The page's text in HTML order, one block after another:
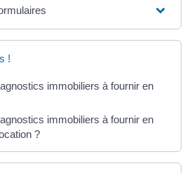
!
immobiliers à fournir en
immobiliers à fournir en
?